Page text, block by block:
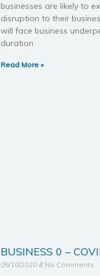
businesses are likely to
disruption to their
will face business
duration
Read More »
BUSINESS 0 –
05/10/2020 No Comments